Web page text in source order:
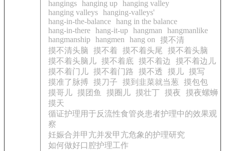
hangings hanging up hanging valley
hanging valleys hanging-valleys'
hang-in-the-balance hang in the balance
hang-in-there hang-it-up hangman
hangmanlike
hangmanship hangmen hang on
摸不清
摸不清头脑
摸不着 摸不着头尾
摸不着头脑
摸不着头脑儿 摸不着底 摸不着边
摸不着边儿
摸不着门儿 摸不着门路 摸不透 摸儿 摸写
摸准了脉搏
摸刀子 摸到韭菜就当葱
摸包包
摸哥儿 摸团鱼 摸圈儿 摸壮丁 摸夜
摸夜螺蛳
摸天
循证护理用于反流性食管炎患者护理中的效果观
察
妊娠合并甲亢并发甲亢危象的护理研究
如何做好口腔护理工作